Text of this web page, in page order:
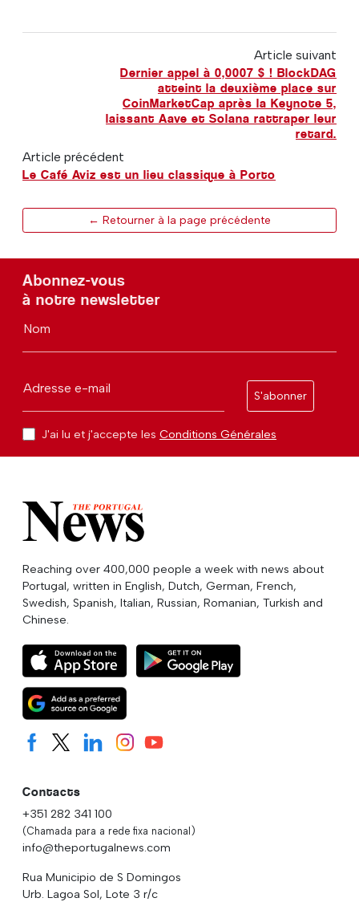
Article suivant
Dernier appel à 0,0007 $ ! BlockDAG
atteint la deuxième place sur
CoinMarketCap après la Keynote 5,
laissant Aave et Solana rattraper leur
retard.
Article précédent
Le Café Aviz est un lieu classique à Porto
← Retourner à la page précédente
Abonnez-vous
à notre newsletter
Nom
Adresse e-mail
S'abonner
J'ai lu et j'accepte les Conditions Générales
Reaching over 400,000 people a week with news about
Portugal, written in English, Dutch, German, French,
Swedish, Spanish, Italian, Russian, Romanian, Turkish and
Chinese.
Contacts
+351 282 341 100
(Chamada para a rede fixa nacional)
info@theportugalnews.com
Rua Municipio de S Domingos
Urb. Lagoa Sol, Lote 3 r/c